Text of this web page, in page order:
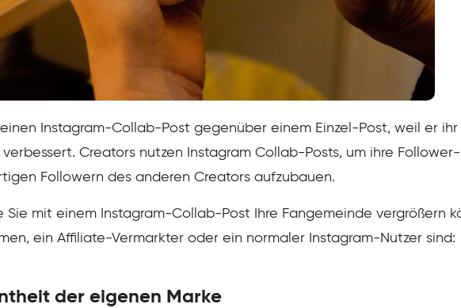
Instagram-Collab-Post gegenüber einem Einzel-Post, weil er
Creators nutzen Instagram Collab-Posts, um ihre Follower-
Followern des anderen Creators aufzubauen.
Sie mit einem Instagram-Collab-Post Ihre Fangemeinde vergrößern
ein Affiliate-Vermarkter oder ein normaler Instagram-Nutzer sind:
der eigenen Marke